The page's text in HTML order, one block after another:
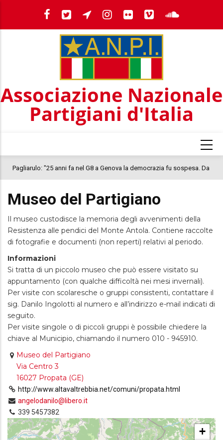
contenuto
Associazione Nazionale
Partigiani d'Italia
Pagliarulo: "25 anni fa nel G8 a Genova la democrazia fu sospesa. Da
colloca la morte di Abderrahim Fakir"
Museo del Partigiano
Il museo custodisce la memoria degli avvenimenti della
Resistenza alle pendici del Monte Antola. Contiene raccolte
di fotografie e documenti (non reperti) relativi al periodo.
Informazioni
Si tratta di un piccolo museo che può essere visitato su
appuntamento (con qualche difficoltà nei mesi invernali).
Per visite con scolaresche o gruppi consistenti, contattare il
sig. Danilo Ingolotti al numero e all’indirizzo e-mail indicati di
seguito.
Per visite singole o di piccoli gruppi è possibile chiedere la
chiave al Municipio, chiamando il numero 010 - 945910.
Museo del Partigiano
Via Centro 3
16027 Propata (GE)
http://www.altavaltrebbia.net/comuni/propata.html
angelodanilo@libero.it
339 5457382
+